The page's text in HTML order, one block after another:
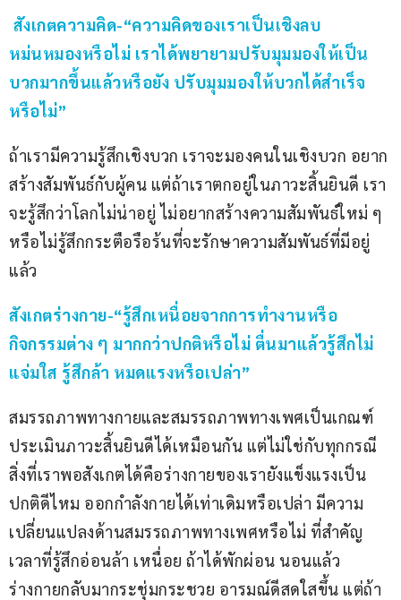
สังเกตความคิด-“ความคิดของเราเป็นเชิงลบ
หม่นหมองหรือไม่ เราได้พยายามปรับมุมมองให้เป็น
บวกมากขึ้นแล้วหรือยัง ปรับมุมมองให้บวกได้สำเร็จ
หรือไม่”
ถ้าเรามีความรู้สึกเชิงบวก เราจะมองคนในเชิงบวก อยาก
สร้างสัมพันธ์กับผู้คน แต่ถ้าเราตกอยู่ในภาวะสิ้นยินดี เรา
จะรู้สึกว่าโลกไม่น่าอยู่ ไม่อยากสร้างความสัมพันธ์ใหม่ ๆ
หรือไม่รู้สึกกระตือรือร้นที่จะรักษาความสัมพันธ์ที่มีอยู่
แล้ว
สังเกตร่างกาย-“รู้สึกเหนื่อยจากการทำงานหรือ
กิจกรรมต่าง ๆ มากกว่าปกติหรือไม่ ตื่นมาแล้วรู้สึกไม่
แจ่มใส รู้สึกล้า หมดแรงหรือเปล่า”
สมรรถภาพทางกายและสมรรถภาพทางเพศเป็นเกณฑ์
ประเมินภาวะสิ้นยินดีได้เหมือนกัน แต่ไม่ใช่กับทุกกรณี
สิ่งที่เราพอสังเกตได้คือร่างกายของเรายังแข็งแรงเป็น
ปกติดีไหม ออกกำลังกายได้เท่าเดิมหรือเปล่า มีความ
เปลี่ยนแปลงด้านสมรรถภาพทางเพศหรือไม่ ที่สำคัญ
เวลาที่รู้สึกอ่อนล้า เหนื่อย ถ้าได้พักผ่อน นอนแล้ว
ร่างกายกลับมากระชุ่มกระชวย อารมณ์ดีสดใสขึ้น แต่ถ้า